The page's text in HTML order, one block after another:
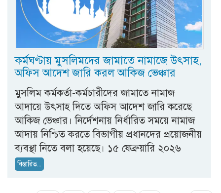
কর্মঘণ্টায় মুসলিমদের জামাতে নামাজে উৎসাহ,
অফিস আদেশ জারি করল আকিজ ভেঞ্চার
মুসলিম কর্মকর্তা-কর্মচারীদের জামাতে নামাজ
আদায়ে উৎসাহ দিতে অফিস আদেশ জারি করেছে
আকিজ ভেঞ্চার। নির্দেশনায় নির্ধারিত সময়ে নামাজ
আদায় নিশ্চিত করতে বিভাগীয় প্রধানদের প্রয়োজনীয়
ব্যবস্থা নিতে বলা হয়েছে। ১৫ ফেব্রুয়ারি ২০২৬
বিস্তারিত...